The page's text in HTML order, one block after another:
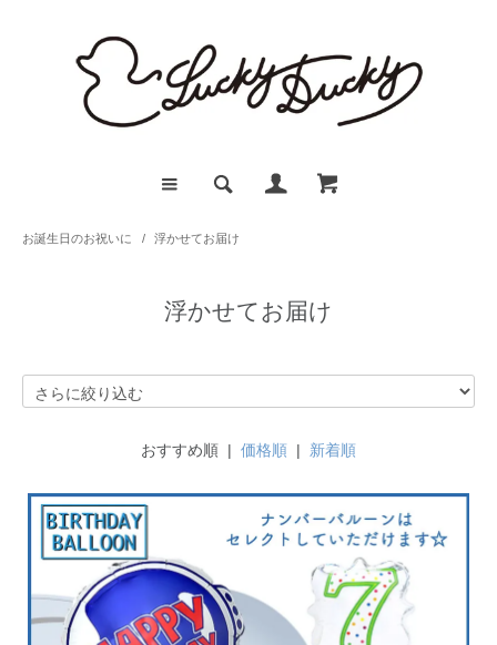
お誕生日のお祝いに / 浮かせてお届け
浮かせてお届け
おすすめ順 | 価格順 | 新着順